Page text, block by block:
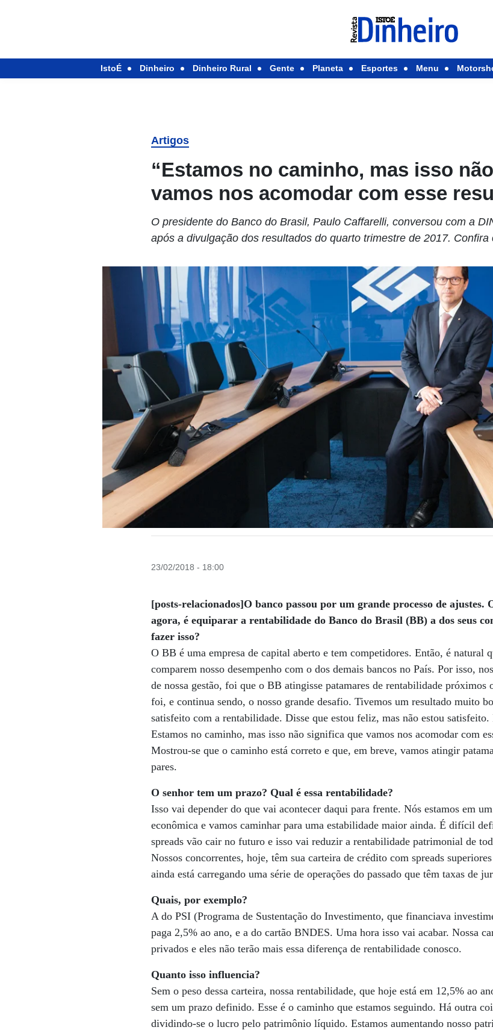
IstoÉ Dinheiro Dinheiro Rural Gente Planeta Esportes Menu
Artigos
“Estamos no caminho, mas isso
vamos nos acomodar com esse
O presidente do Banco do Brasil, Paulo Caffarelli, conversou com a
após a divulgação dos resultados do quarto trimestre de 2017.
23/02/2018 - 18:00
[posts-relacionados]O banco passou por um grande processo de ajustes.
agora, é equiparar a rentabilidade do Banco do Brasil (BB) a dos seus
fazer isso?
O BB é uma empresa de capital aberto e tem competidores. Então, é natural
comparem nosso desempenho com o dos demais bancos no País. Por isso,
de nossa gestão, foi que o BB atingisse patamares de rentabilidade próximos
foi, e continua sendo, o nosso grande desafio. Tivemos um resultado muito
satisfeito com a rentabilidade. Disse que estou feliz, mas não estou satisfeito.
Estamos no caminho, mas isso não significa que vamos nos acomodar com
Mostrou-se que o caminho está correto e que, em breve, vamos atingir
pares.
O senhor tem um prazo? Qual é essa rentabilidade?
Isso vai depender do que vai acontecer daqui para frente. Nós estamos em
econômica e vamos caminhar para uma estabilidade maior ainda. É difícil
spreads vão cair no futuro e isso vai reduzir a rentabilidade patrimonial de
Nossos concorrentes, hoje, têm sua carteira de crédito com spreads
ainda está carregando uma série de operações do passado que têm taxas de
Quais, por exemplo?
A do PSI (Programa de Sustentação do Investimento, que financiava
paga 2,5% ao ano, e a do cartão BNDES. Uma hora isso vai acabar. Nossa
privados e eles não terão mais essa diferença de rentabilidade conosco.
Quanto isso influencia?
Sem o peso dessa carteira, nossa rentabilidade, que hoje está em 12,5% ao
sem um prazo definido. Esse é o caminho que estamos seguindo. Há outra
dividindo-se o lucro pelo patrimônio líquido. Estamos aumentando nosso